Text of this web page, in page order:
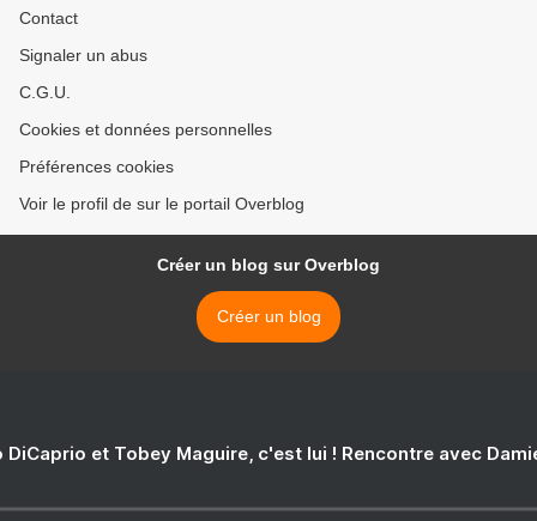
Contact
Signaler un abus
C.G.U.
Cookies et données personnelles
Préférences cookies
Voir le profil de sur le portail Overblog
Créer un blog sur Overblog
Créer un blog
DiCaprio et Tobey Maguire, c'est lui ! Rencontre avec